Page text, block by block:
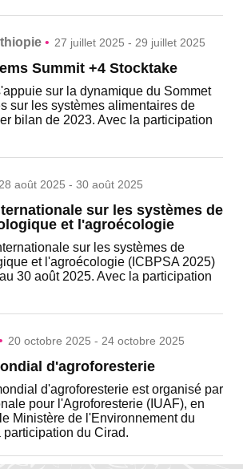
• 27 juillet 2025 - 29 juillet 2025
Summit +4 Stocktake
sur la dynamique du Sommet
sur les systèmes alimentaires de
bilan de 2023. Avec la participation
28 août 2025 - 30 août 2025
sur les systèmes de
et l'agroécologie
sur les systèmes de
et l'agroécologie (ICBPSA 2025)
30 août 2025. Avec la participation
20 octobre 2025 - 24 octobre 2025
d'agroforesterie
d'agroforesterie est organisé par
pour l'Agroforesterie (IUAF), en
Ministère de l'Environnement du
participation du Cirad.